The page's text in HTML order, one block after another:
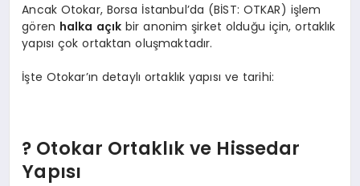
Ancak Otokar, Borsa İstanbul’da (BİST: OTKAR) işlem
gören halka açık bir anonim şirket olduğu için, ortaklık
yapısı çok ortaktan oluşmaktadır.
İşte Otokar’ın detaylı ortaklık yapısı ve tarihi:
? Otokar Ortaklık ve Hissedar
Yapısı